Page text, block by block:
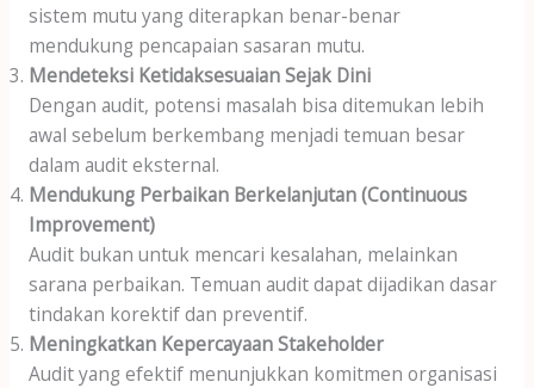
sistem mutu yang diterapkan benar-benar
mendukung pencapaian sasaran mutu.
Mendeteksi Ketidaksesuaian Sejak Dini
Dengan audit, potensi masalah bisa ditemukan lebih
awal sebelum berkembang menjadi temuan besar
dalam audit eksternal.
Mendukung Perbaikan Berkelanjutan (Continuous
Improvement)
Audit bukan untuk mencari kesalahan, melainkan
sarana perbaikan. Temuan audit dapat dijadikan dasar
tindakan korektif dan preventif.
Meningkatkan Kepercayaan Stakeholder
Audit yang efektif menunjukkan komitmen organisasi